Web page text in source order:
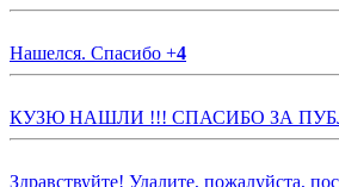
Нашелся. Спасибо +4
КУЗЮ НАШЛИ !!! СПАСИБО ЗА
Здравствуйте! Удалите, пожалуйста,